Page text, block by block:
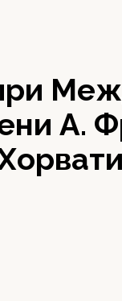
А.